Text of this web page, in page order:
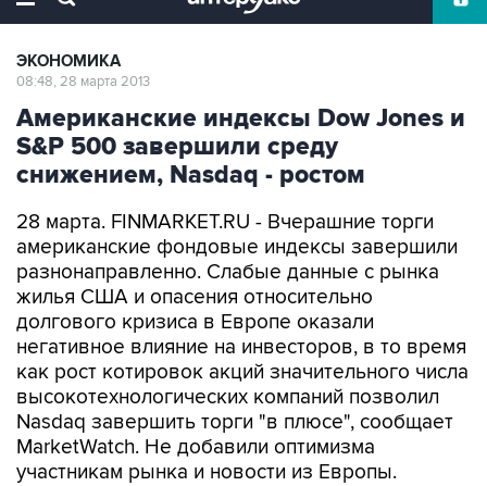
ЭКОНОМИКА
08:48, 28 марта 2013
Американские индексы Dow Jones и
S&P 500 завершили среду
снижением, Nasdaq - ростом
28 марта. FINMARKET.RU - Вчерашние торги
американские фондовые индексы завершили
разнонаправленно. Слабые данные с рынка
жилья США и опасения относительно
долгового кризиса в Европе оказали
негативное влияние на инвесторов, в то время
как рост котировок акций значительного числа
высокотехнологических компаний позволил
Nasdaq завершить торги "в плюсе", сообщает
MarketWatch. Не добавили оптимизма
участникам рынка и новости из Европы.